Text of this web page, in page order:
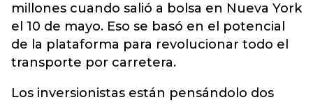
millones cuando salió a bolsa en Nueva York
el 10 de mayo. Eso se basó en el potencial
de la plataforma para revolucionar todo el
transporte por carretera.
Los inversionistas están pensándolo dos